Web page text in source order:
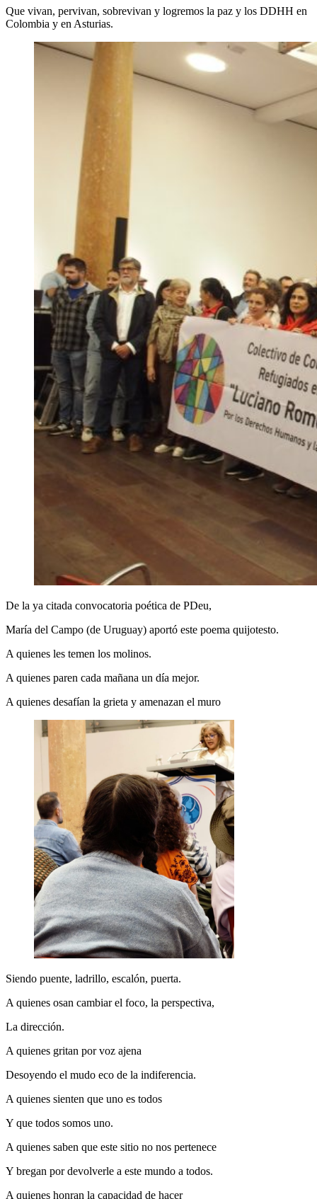
Que vivan, pervivan, sobrevivan y logremos la paz y los DDHH en
Colombia y en Asturias.
De la ya citada convocatoria poética de PDeu,
María del Campo (de Uruguay) aportó este poema quijotesto.
A quienes les temen los molinos.
A quienes paren cada mañana un día mejor.
A quienes desafían la grieta y amenazan el muro
Siendo puente, ladrillo, escalón, puerta.
A quienes osan cambiar el foco, la perspectiva,
La dirección.
A quienes gritan por voz ajena
Desoyendo el mudo eco de la indiferencia.
A quienes sienten que uno es todos
Y que todos somos uno.
A quienes saben que este sitio no nos pertenece
Y bregan por devolverle a este mundo a todos.
A quienes honran la capacidad de hacer